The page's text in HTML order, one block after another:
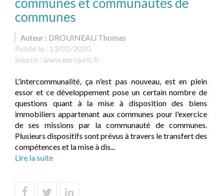
communes
Auteur : DROUINEAU Thomas
Publié le : 13/02/2020
Source : www.eurojuris.fr
L'intercommunalité, ça n'est pas nouveau, est en plein
essor et ce développement pose un certain nombre de
questions quant à la mise à disposition des biens
immobiliers appartenant aux communes pour l'exercice
de ses missions par la communauté de communes.
Plusieurs dispositifs sont prévus à travers le transfert des
compétences et la mise à dis...
Lire la suite